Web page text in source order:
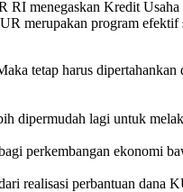
menegaskan Kredit
merupakan program efektif
tetap harus
dipermudah lagi untuk
perkembangan ekonomi
realisasi perbantuan dana